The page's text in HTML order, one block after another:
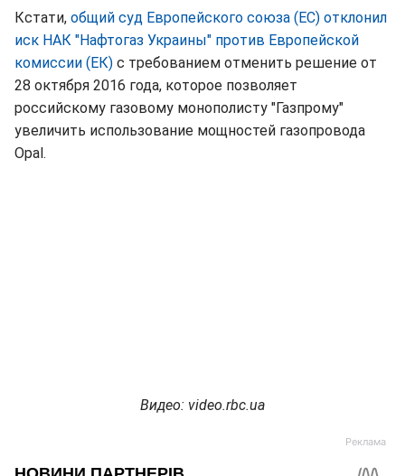
Кстати, общий суд Европейского союза (ЕС) отклонил
иск НАК "Нафтогаз Украины" против Европейской
комиссии (ЕК) с требованием отменить решение от
28 октября 2016 года, которое позволяет
российскому газовому монополисту "Газпрому"
увеличить использование мощностей газопровода
Opal.
Видео: video.rbc.ua